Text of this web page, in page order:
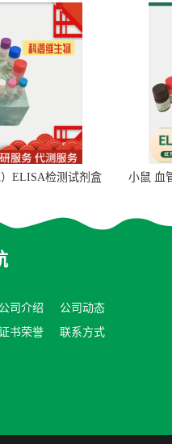
ELISA检测试剂盒 小鼠 血
公司介绍
公司动态
书荣誉
联系方式